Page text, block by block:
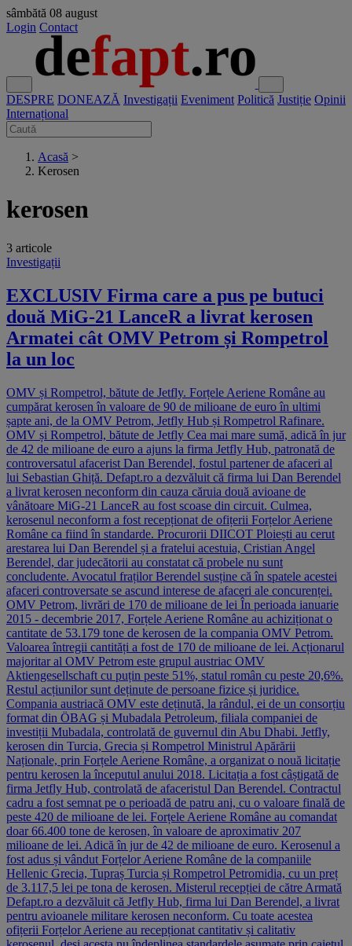
sâmbătă 08 august
Login Contact
DESPRE DONEAZĂ Investigații Eveniment Politică Justiție Opinii
Internațional
Acasă >
Kerosen
kerosen
3 articole
Investigații
EXCLUSIV Firma care a pus pe butuci
două MiG-21 LanceR a livrat kerosen
Armatei cât OMV Petrom și Rompetrol
la un loc
OMV și Rompetrol, bătute de Jetfly. Forțele Aeriene Române au
cumpărat kerosen în valoare de 90 de milioane de euro în ultimi
șapte ani, de la OMV Petrom, Jetfly Hub și Rompetrol Rafinare.
OMV și Rompetrol, bătute de Jetfly Cea mai mare sumă, adică în jur
de 42 de milioane de euro a ajuns la firma Jetfly Hub, patronată de
controversatul afacerist Dan Berendel, fostul partener de afaceri al
lui Sebastian Ghiță. Defapt.ro a dezvăluit că firma lui Dan Berendel
a livrat kerosen neconform din cauza căruia două avioane de
vânătoare MiG-21 LanceR au fost scoase din circuit. Culmea,
kerosenul neconform a fost recepționat de ofițerii Forțelor Aeriene
Române ca fiind în standarde. Procurorii DIICOT Ploiești au cerut
arestarea lui Dan Berendel și a fratelui acestuia, Cristian Angel
Berendel, dar judecătorii au constatat că probele nu sunt
concludente. Avocatul fraților Berendel susține că în spatele acestei
afaceri controversate se ascund interese de afaceri ale concurenței.
OMV Petrom, livrări de 170 de milioane de lei În perioada ianuarie
2015 - decembrie 2017, Forțele Aeriene Române au achiziționat o
cantitate de 53.179 tone de kerosen de la compania OMV Petrom.
Valoarea întregii cantități a fost de 170 de milioane de lei. Acționarul
majoritar al OMV Petrom este grupul austriac OMV
Aktiengesellschaft cu puțin peste 51%, statul român cu peste 20,6%.
Restul acțiunilor sunt deținute de persoane fizice și juridice.
Compania austriacă OMV este deținută, la rândul, ei de un consorțiu
format din ÖBAG și Mubadala Petroleum, filiala companiei de
investiții Mubadala, controlată de guvernul din Abu Dhabi. Jetfly,
kerosen din Turcia, Grecia și Rompetrol Ministrul Apărării
Naționale, prin Forțele Aeriene Române, a organizat o nouă licitație
pentru kerosen la începutul anului 2018. Licitația a fost câștigată de
firma Jetfly Hub, controlată de afaceristul Dan Berendel. Contractul
cadru a fost semnat pe o perioadă de patru ani, cu o valoare finală de
peste 420 de milioane de lei. Forțele Aeriene Române au comandat
doar 66.400 tone de kerosen, în valoare de aproximativ 207
milioane de lei. Adică în jur de 42 de milioane de euro. Kerosenul a
fost adus și vândut Forțelor Aeriene Române de la companiile
Hellenic Grecia, Tupraș Turcia și Rompetrol Petromidia, cu un preț
de 3.117,5 lei pe tona de kerosen. Misterul recepției de către Armată
Defapt.ro a dezvăluit că Jetfly Hub, firma lui Dan Berendel, a livrat
pentru avioanele militare kerosen neconform. Cu toate acestea
ofițerii Forțelor Aeriene au recepționat cantitativ și calitativ